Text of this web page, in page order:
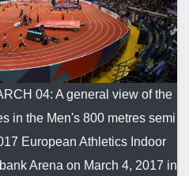
04: A general view of the
in the Men's 800 metres semi
European Athletics Indoor
Arena on March 4, 2017 in